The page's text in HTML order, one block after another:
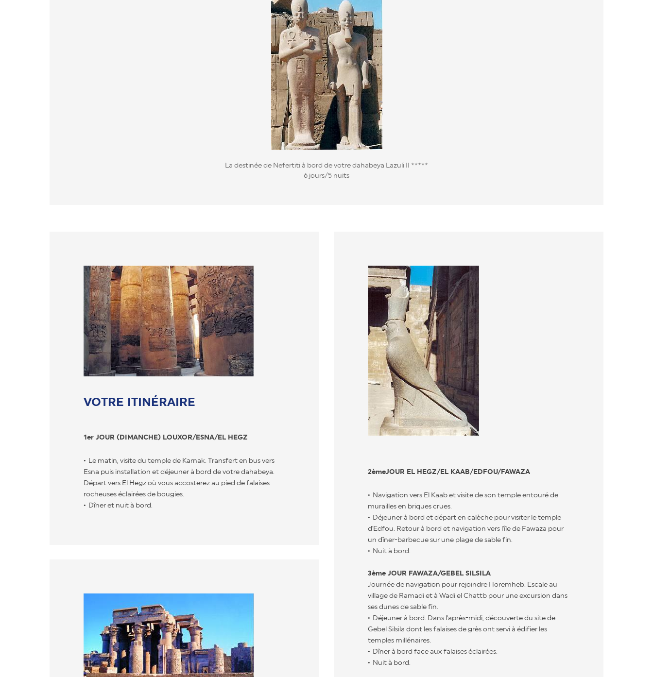
La destinée de Nefertiti à bord de votre dahabeya Lazuli II *****
6 jours/5 nuits
VOTRE ITINÉRAIRE
1er JOUR (DIMANCHE) LOUXOR/ESNA/EL HEGZ
Le matin, visite du temple de Karnak. Transfert en bus vers
Esna puis installation et déjeuner à bord de votre dahabeya.
Départ vers El Hegz où vous accosterez au pied de falaises
rocheuses éclairées de bougies.
Dîner et nuit à bord.
2èmeJOUR EL HEGZ/EL KAAB/EDFOU/FAWAZA
Navigation vers El Kaab et visite de son temple entouré de
murailles en briques crues.
Déjeuner à bord et départ en calèche pour visiter le temple
d'Edfou. Retour à bord et navigation vers l'île de Fawaza pour
un dîner-barbecue sur une plage de sable fin.
Nuit à bord.
3ème JOUR FAWAZA/GEBEL SILSILA
Journée de navigation pour rejoindre Horemheb. Escale au
village de Ramadi et à Wadi el Chattb pour une excursion dans
ses dunes de sable fin.
Déjeuner à bord. Dans l'après-midi, découverte du site de
Gebel Silsila dont les falaises de grès ont servi à édifier les
temples millénaires.
Dîner à bord face aux falaises éclairées.
Nuit à bord.